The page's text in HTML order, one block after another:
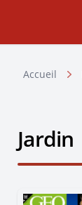
Accueil
Jardin